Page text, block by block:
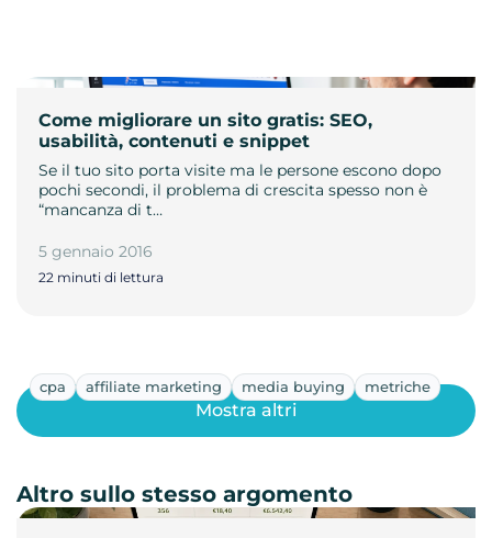
Come migliorare un sito gratis: SEO,
usabilità, contenuti e snippet
Se il tuo sito porta visite ma le persone escono dopo
pochi secondi, il problema di crescita spesso non è
“mancanza di t…
5 gennaio 2016
22 minuti di lettura
cpa affiliate marketing media buying metriche
Mostra altri
Altro sullo stesso argomento